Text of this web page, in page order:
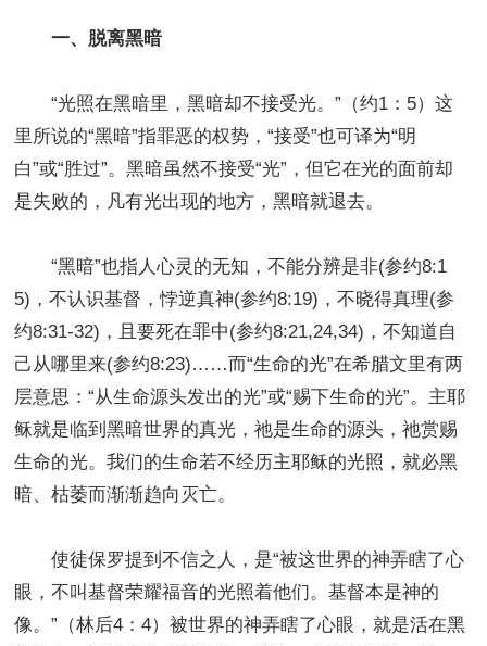
一、脱离黑暗
“光照在黑暗里，黑暗却不接受光。”（约1：5）这
里所说的“黑暗”指罪恶的权势，“接受”也可译为“明
白”或“胜过”。黑暗虽然不接受“光”，但它在光的面前却
是失败的，凡有光出现的地方，黑暗就退去。
“黑暗”也指人心灵的无知，不能分辨是非(参约8:1
5)，不认识基督，悖逆真神(参约8:19)，不晓得真理(参
约8:31-32)，且要死在罪中(参约8:21,24,34)，不知道自
己从哪里来(参约8:23)……而“生命的光”在希腊文里有两
层意思：“从生命源头发出的光”或“赐下生命的光”。主耶
稣就是临到黑暗世界的真光，祂是生命的源头，祂赏赐
生命的光。我们的生命若不经历主耶稣的光照，就必黑
暗、枯萎而渐渐趋向灭亡。
使徒保罗提到不信之人，是“被这世界的神弄瞎了心
眼，不叫基督荣耀福音的光照着他们。基督本是神的
像。”（林后4：4）被世界的神弄瞎了心眼，就是活在黑